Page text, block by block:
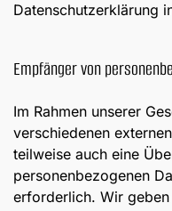
Datenschutzerklärung
Empfänger von
Im Rahmen unserer
verschiedenen
teilweise auch eine
personenbezogenen
erforderlich. Wir